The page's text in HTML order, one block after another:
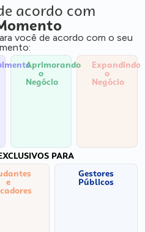
acordo com
você de acordo com o seu
Aprimorando
o
Negócio
Expandindo
o
Negócio
PARA
e
Gestores
Públicos